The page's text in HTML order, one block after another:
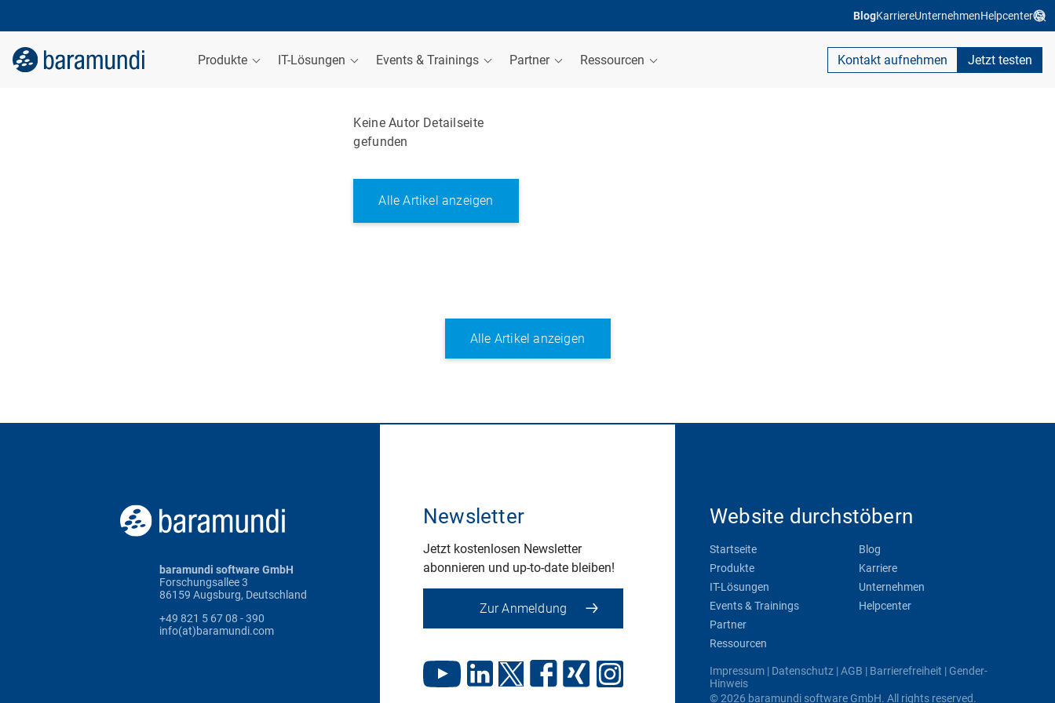
BlogKarriereUnternehmenHelpcenter
Produkte IT-Lösungen Events & Trainings Partner Ressourcen Kontakt aufnehmen Jetzt testen
Keine Autor Detailseite
gefunden
Alle Artikel anzeigen
Alle Artikel anzeigen
baramundi software GmbH
Forschungsallee 3
86159 Augsburg, Deutschland
+49 821 5 67 08 - 390
info(at)baramundi.com
Newsletter
Jetzt kostenlosen Newsletter
abonnieren und up-to-date bleiben!
Zur Anmeldung
Website durchstöbern
Startseite
Produkte
IT-Lösungen
Events & Trainings
Partner
Ressourcen
Blog
Karriere
Unternehmen
Helpcenter
Impressum| Datenschutz|AGB | Barrierefreiheit | Gender-
Hinweis
© 2026 baramundi software GmbH. All rights reserved.